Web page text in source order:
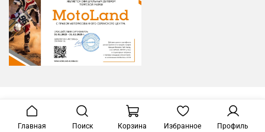
Главная Поиск Корзина Избранное Профиль